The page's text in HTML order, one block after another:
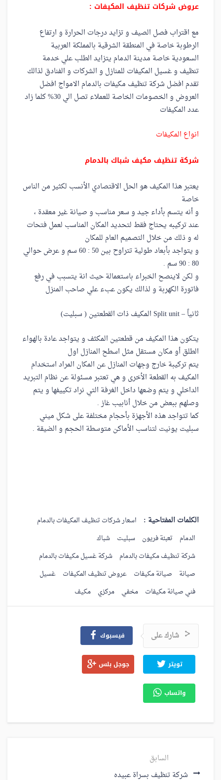
عروض شركات تنظيف المكيفات :
مع اقتراب فصل الصيف و تزايد درجات الحرارة و ارتفاع
الرطوبة خاصة في المنطقة الشرقية بالمملكة العربية
السعودية خاصة مدينة الدمام يتزايد الطلب علي خدمة
تنظيف و غسيل المكيفات للمنازل و الشركات و الفنادق لذالك
تقدم افضل شركة تنظيف مكيفات بالدمام الامواج افضل
العروض و الخصومات الخاصة للعملاء تصل الي 30% كلما زاد
عدد المكيفات
انواع المكيفات
شركة تنظيف مكيف شباك بالدمام
يعتبر هذا المكيف هو الحل الاقتصادي الأنسب لكثير من الناس
خاصة
و أنه يتسم بأداء جيد و سعر مناسب و صيانة غير معقدة ،
عند تركيبه يحتاج فقط لتحديد المكان المناسب لعمل فتحات
له و ذلك من خلال التصميم العام للمكان
و يتواجد بأبعاد طولية تتراوح بين 50 : 60 سم و عرض حوالي
80 : 90 سم .
و لكن لاينصح الخبراء باستعمالة حيث انة يتسبب في رفع
فاتورة الكهربة و لذالك يكون عبء علي صاحب المنزل
ثانياً – Split unit المكيف ذات القطعتين ( سبليت)
يتكون هذا المكيف من قطعتين المكثف و يتواجد عادة بالهواء
الطلق أو مكان مستقل مثل اسطح المنازل اول
يتم تركيبة خارج وجهات المنازل عن المكان المراد استخدام
المكيف به القطعة الأخرى و هي تعتبر مسئولة عن نظام التبريد
الداخلي و يتم وضعها داخل الغرفة التي نراد تكييفها و يتم
وصلهم ببعض من خلال أنابيب غاز .
كما تتواجد هذه الأجهزة بأحجام مختلفة على شكل ميني
سبليت يونيت لتناسب الأماكن متوسطة الحجم و الضيقة .
الكلمات المفتاحية :
اسعار شركات تنظيف المكيفات بالدمام
الدمام
تعبئة فريون سبليت شباك
شركة تنظيف مكيفات بالدمام شركة غسيل مكيفات بالدمام
صيانة
صيانة مكيفات عروض تنظيف المكيفات غسيل
فني صيانة مكيفات مخفي مركزي مكيف
شارك على فيسبوك
تويتر جوجل بلس
واتساب
السابق
شركة تنظيف بسراة عبيده